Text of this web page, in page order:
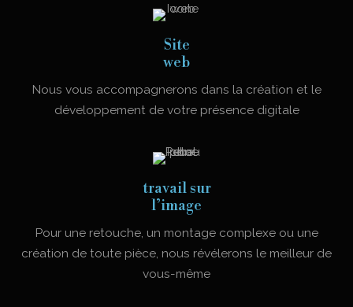
Site
web
Nous vous accompagnerons dans la création et le
développement de votre présence digitale
travail sur
l’image
Pour une retouche, un montage complexe ou une
création de toute pièce, nous révélerons le meilleur de
vous-même